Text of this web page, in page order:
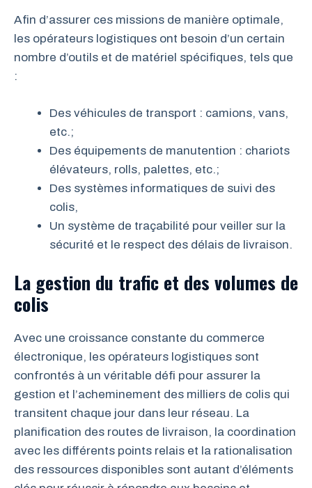
Afin d’assurer ces missions de manière optimale,
les opérateurs logistiques ont besoin d’un certain
nombre d’outils et de matériel spécifiques, tels que
:
Des véhicules de transport : camions, vans,
etc.;
Des équipements de manutention : chariots
élévateurs, rolls, palettes, etc.;
Des systèmes informatiques de suivi des
colis,
Un système de traçabilité pour veiller sur la
sécurité et le respect des délais de livraison.
La gestion du trafic et des volumes de
colis
Avec une croissance constante du commerce
électronique, les opérateurs logistiques sont
confrontés à un véritable défi pour assurer la
gestion et l’acheminement des milliers de colis qui
transitent chaque jour dans leur réseau. La
planification des routes de livraison, la coordination
avec les différents points relais et la rationalisation
des ressources disponibles sont autant d’éléments